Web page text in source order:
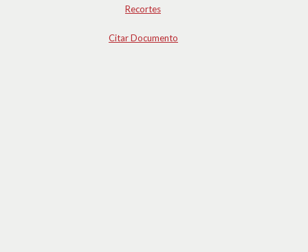
Recortes
Citar Documento